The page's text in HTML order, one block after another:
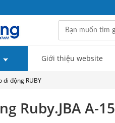
Giới thiệu website
di động RUBY
Ruby.JBA A-15